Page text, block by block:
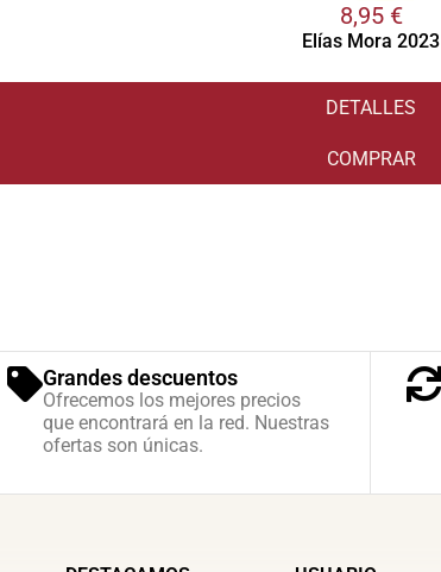
8,95 €
Elías Mora 2023
DETALLES
COMPRAR
Grandes descuentos
Ofrecemos los mejores precios
que encontrará en la red. Nuestras
ofertas son únicas.